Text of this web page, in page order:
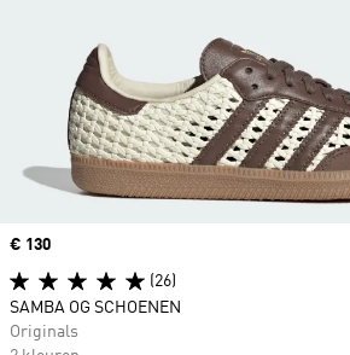
Price
€ 130
(26)
SAMBA OG SCHOENEN
Originals